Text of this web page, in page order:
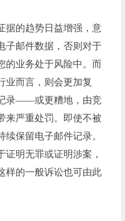
据的趋势日益增强，意
子邮件数据，否则对于
的业务处于风险中。而
业而言，则会更加复
录——或更糟地，由竞
严重处罚。即使不被
保留电子邮件记录。
明无罪或证明涉案，
样的一般诉讼也可由此